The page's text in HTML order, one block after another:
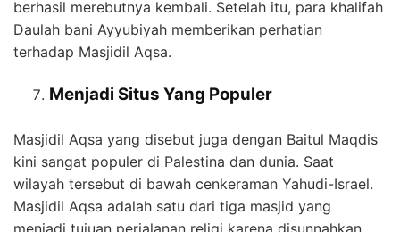
berhasil merebutnya kembali. Setelah itu, para khalifah
Daulah bani Ayyubiyah memberikan perhatian
terhadap Masjidil Aqsa.
Menjadi Situs Yang Populer
Masjidil Aqsa yang disebut juga dengan Baitul Maqdis
kini sangat populer di Palestina dan dunia. Saat
wilayah tersebut di bawah cenkeraman Yahudi-Israel.
Masjidil Aqsa adalah satu dari tiga masjid yang